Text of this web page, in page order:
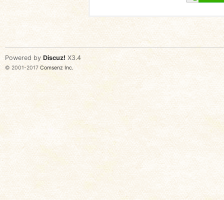
Powered by Discuz! X3.4
© 2001-2017 Comsenz Inc.